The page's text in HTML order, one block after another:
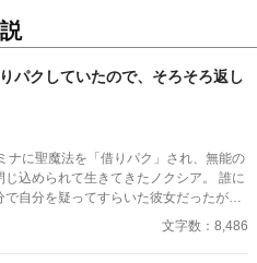
パクしていたので、そろそろ返し
ナに聖魔法を「借りパク」され、無能の
込められて生きてきたノクシア。 誰に
で自分を疑ってすらいた彼女だったが、
ったことから運命が変わる。 奪われた
してもらおうか。 ※小説家になろうに
文字数：8,486